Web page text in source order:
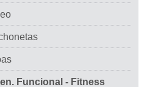
Funcional - Fitness